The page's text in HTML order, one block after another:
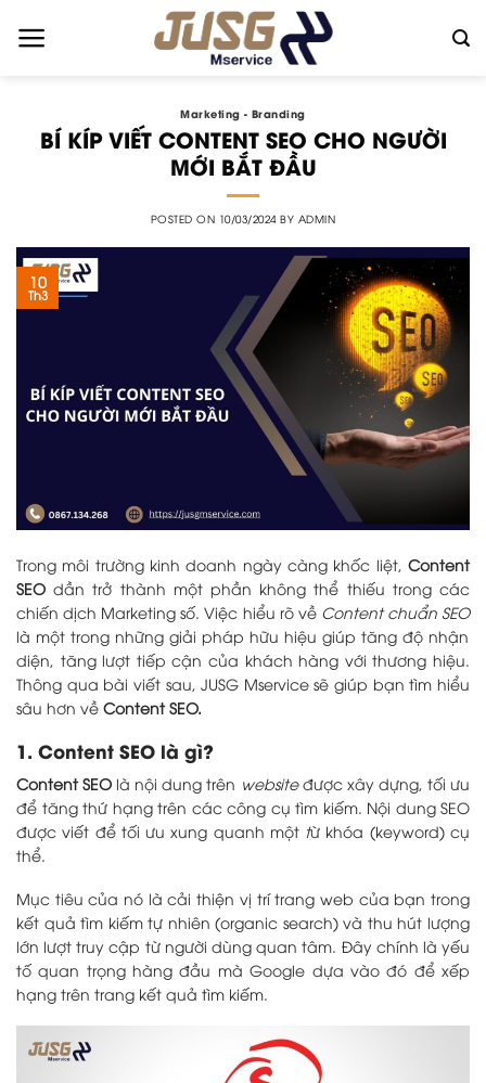
Marketing - Branding
BÍ KÍP VIẾT CONTENT SEO CHO NGƯỜI
MỚI BẮT ĐẦU
POSTED ON 10/03/2024BY ADMIN
10
Th3
Trong môi trường kinh doanh ngày càng khốc liệt, Content
SEO dần trở thành một phần không thể thiếu trong các
chiến dịch Marketing số. Việc hiểu rõ về Content chuẩn SEO
là một trong những giải pháp hữu hiệu giúp tăng độ nhận
diện, tăng lượt tiếp cận của khách hàng với thương hiệu.
Thông qua bài viết sau, JUSG Mservice sẽ giúp bạn tìm hiểu
sâu hơn về Content SEO.
1. Content SEO là gì?
Content SEO là nội dung trên websiteđược xây dựng, tối ưu
để tăng thứ hạng trên các công cụ tìm kiếm. Nội dung SEO
được viết để tối ưu xung quanh một từ khóa (keyword) cụ
thể.
Mục tiêu của nó là cải thiện vị trí trang web của bạn trong
kết quả tìm kiếm tự nhiên (organic search) và thu hút lượng
lớn lượt truy cập từ người dùng quan tâm. Đây chính là yếu
tố quan trọng hàng đầu mà Google dựa vào đó để xếp
hạng trên trang kết quả tìm kiếm.